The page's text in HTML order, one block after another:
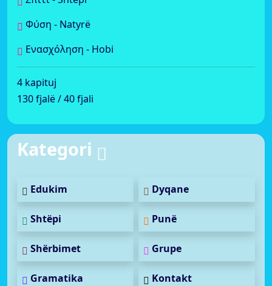
Φύση - Natyrë
Ενασχόληση - Hobi
4 kapituj
130 fjalë / 40 fjali
Kategori
Edukim Dyqane
Shtëpi Punë
Shërbimet Grupe
Gramatika Kontakt